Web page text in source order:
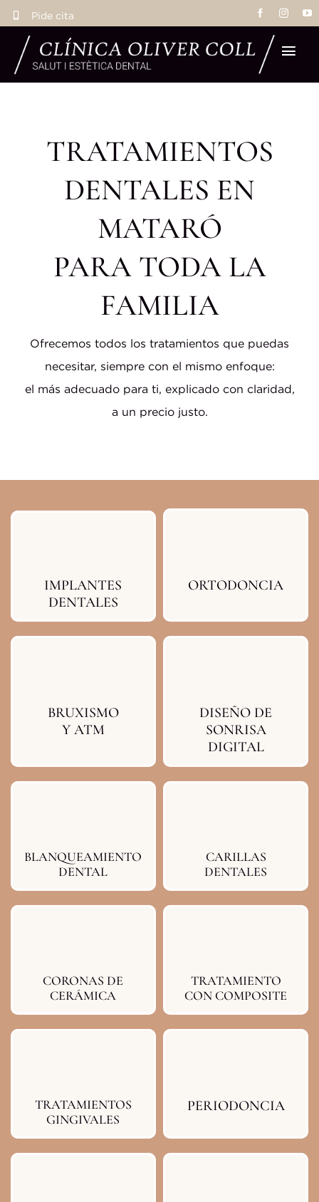
Saltar
contenido
Pide cita
CA
TRATAMIENTOS
DENTALES EN
MATARÓ
PARA TODA LA
FAMILIA
Ofrecemos todos los tratamientos que puedas
necesitar, siempre con el mismo enfoque:
el más adecuado para ti, explicado con claridad,
a un precio justo.
IMPLANTES
DENTALES
DISEÑO DE
SONRISA
DIGITAL
BLANQUEAMIENTO
DENTAL
CARILLAS
DENTALES
CORONAS DE
CERÁMICA
TRATAMIENTO
CON COMPOSITE
TRATAMIENTOS
GINGIVALES
PERIODONCIA
ORTODONCIA
BRUXISMO
Y ATM